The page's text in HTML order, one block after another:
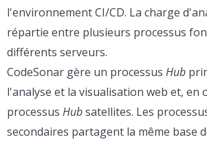
l'environnement CI/CD. La charge
répartie entre plusieurs processus
différents serveurs.
CodeSonar gère un processus Hub
l'analyse et la visualisation web et, en
processus Hubsatellites. Les
secondaires partagent la même base